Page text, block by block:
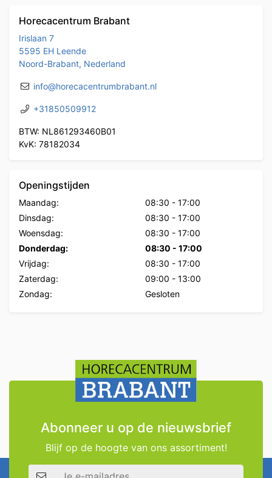
Horecacentrum Brabant
Irislaan 7
5595 EH Leende
Noord-Brabant, Nederland
info@horecacentrumbrabant.nl
+31850509912
BTW: NL861293460B01
KvK: 78182034
Openingstijden
Maandag: 08:30 - 17:00
Dinsdag:
08:30 - 17:00
Woensdag:
08:30 - 17:00
Donderdag:
08:30 - 17:00
Vrijdag:
08:30 - 17:00
Zaterdag:
09:00 - 13:00
Zondag:
Gesloten
Abonneer u op de nieuwsbrief
Blijf op de hoogte van ons assortiment!
E-mailadres